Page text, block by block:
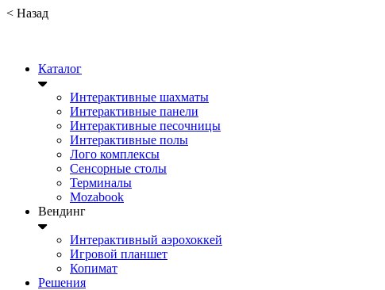
< Назад
Каталог
Интерактивные шахматы
Интерактивные панели
Интерактивные песочницы
Интерактивные полы
Лого комплексы
Сенсорные столы
Терминалы
Mozabook
Вендинг
Интерактивный аэрохоккей
Игровой планшет
Копимат
Решения